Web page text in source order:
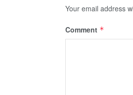
Your email address
Comment *